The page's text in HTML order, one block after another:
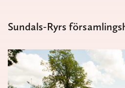
Sundals-Ryrs